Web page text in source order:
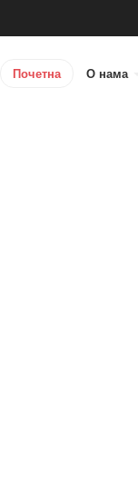
Почетна О нама